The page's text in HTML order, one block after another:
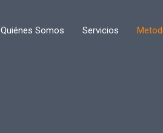
Quiénes Somos Servicios